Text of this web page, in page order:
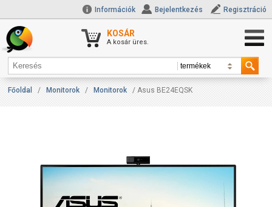
Információk Bejelentkezés Regisztráció
KOSÁR
A kosár üres.
Főoldal / Monitorok / Monitorok / Asus BE24EQSK